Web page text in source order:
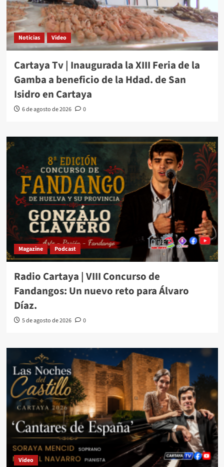
Noticias Video
Cartaya Tv | Inaugurada la XIII Feria de la
Gamba a beneficio de la Hdad. de San
Isidro en Cartaya
6 de agosto de 2026 0
Magazine Podcast
Radio Cartaya | VIII Concurso de
Fandangos: Un nuevo reto para Álvaro
Díaz.
5 de agosto de 2026 0
Video